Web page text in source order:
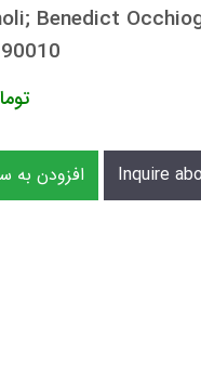
Benedict
افزودن به Inquire